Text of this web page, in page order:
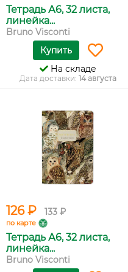
Тетрадь А6, 32 листа,
линейка...
Bruno Visconti
Купить
На складе
Дата доставки: 14 августа
126 ₽ 133 ₽
по карте
Тетрадь А6, 32 листа,
линейка...
Bruno Visconti